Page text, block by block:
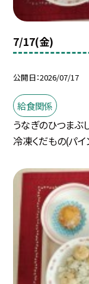
7/17(金)
公開日 2026/07/17
給食関係
うなぎのひつまぶ
冷凍くだもの(パイ